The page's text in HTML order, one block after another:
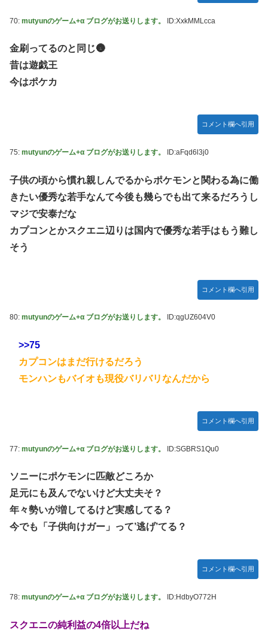
70: mutyunのゲーム+α ブログがお送りします。 ID:XxkMMLcca
金刷ってるのと同じ🌚
昔は遊戯王
今はポケカ
コメント欄へ引用
75: mutyunのゲーム+α ブログがお送りします。 ID:aFqd6l3j0
子供の頃から慣れ親しんでるからポケモンと関わる為に働
きたい優秀な若手なんて今後も幾らでも出て来るだろうし
マジで安泰だな
カプコンとかスクエニ辺りは国内で優秀な若手はもう難し
そう
コメント欄へ引用
80: mutyunのゲーム+α ブログがお送りします。 ID:qgUZ604V0
>>75
カプコンはまだ行けるだろう
モンハンもバイオも現役バリバリなんだから
コメント欄へ引用
77: mutyunのゲーム+α ブログがお送りします。 ID:SGBRS1Qu0
ソニーにポケモンに匹敵どころか
足元にも及んでないけど大丈夫そ？
年々勢いが増してるけど実感してる？
今でも「子供向けガー」って’逃げ’てる？
コメント欄へ引用
78: mutyunのゲーム+α ブログがお送りします。 ID:HdbyO772H
スクエニの純利益の4倍以上だね